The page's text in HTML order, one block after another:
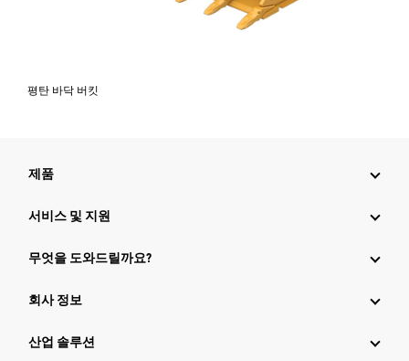
평탄 바닥 버킷
제품
서비스 및 지원
무엇을 도와드릴까요?
회사 정보
산업 솔루션